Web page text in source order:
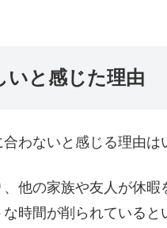
いと感じた理由
わないと感じる理由は
他の家族や友人が休
時間が削られている